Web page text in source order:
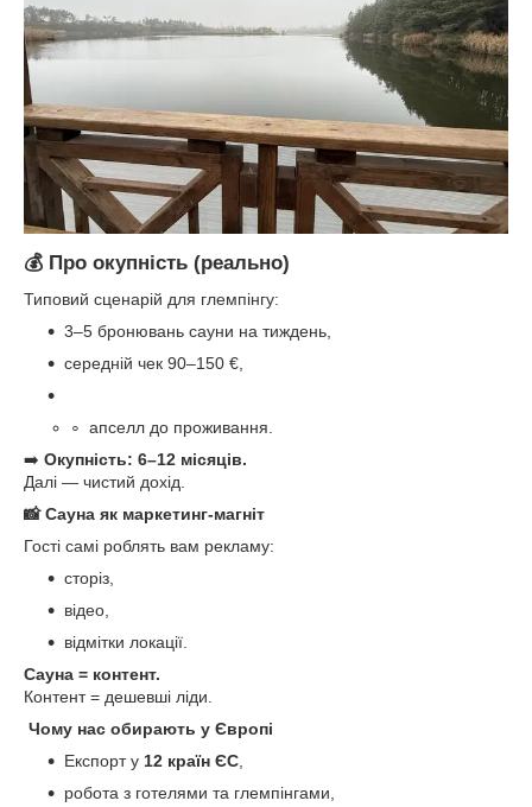
💰 Про окупність (реально)
Типовий сценарій для глемпінгу:
3–5 бронювань сауни на тиждень,
середній чек 90–150 €,
апселл до проживання.
➡️ Окупність: 6–12 місяців.
Далі — чистий дохід.
📸 Сауна як маркетинг-магніт
Гості самі роблять вам рекламу:
сторіз,
відео,
відмітки локації.
Сауна = контент.
Контент = дешевші ліди.
Чому нас обирають у Європі
Експорт у 12 країн ЄС
робота з готелями та глемпінгами,